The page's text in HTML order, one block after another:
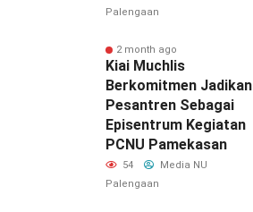
Palengaan
2 month ago
Kiai Muchlis
Berkomitmen Jadikan
Pesantren Sebagai
Episentrum Kegiatan
PCNU Pamekasan
54
Media NU
Palengaan